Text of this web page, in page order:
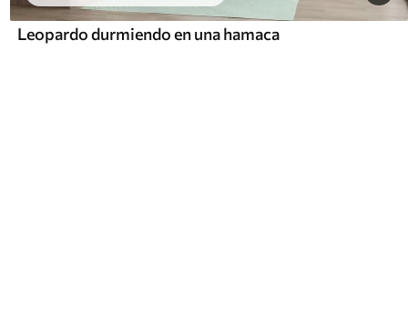
Leopardo durmiendo en una hamaca